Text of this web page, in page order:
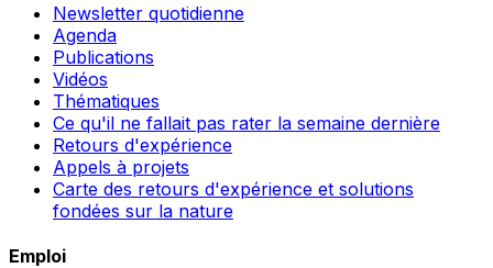
Newsletter quotidienne
Agenda
Publications
Vidéos
Thématiques
Ce qu'il ne fallait pas rater la semaine dernière
Retours d'expérience
Appels à projets
Carte des retours d'expérience et solutions
fondées sur la nature
Emploi